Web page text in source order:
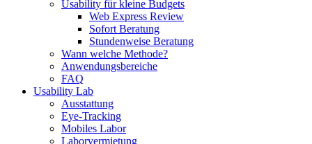
Usability für kleine Budgets
Web Express Review
Sofort Beratung
Stundenweise Beratung
Wann welche Methode?
Anwendungsbereiche
FAQ
Usability Lab
Ausstattung
Eye-Tracking
Mobiles Labor
Laborvermietung